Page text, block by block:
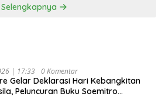
Selengkapnya
| 17:33 0 Komentar
Gelar Deklarasi Hari Kebangkitan
Peluncuran Buku Soemitro